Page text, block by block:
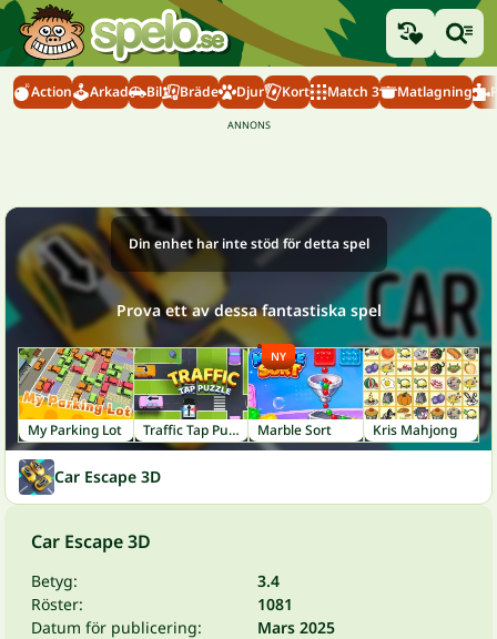
Action Arkad Bil Bräde Djur Kort Match 3 Matlagning
Din enhet har inte stöd för detta spel
Prova ett av dessa fantastiska spel
My Parking Lot Traffic Tap Puzzle Marble Sort
NY
Kris Mahjong
Car Escape 3D
Car Escape 3D
Betyg:
3.4
Röster:
1081
Datum för publicering:
Mars 2025